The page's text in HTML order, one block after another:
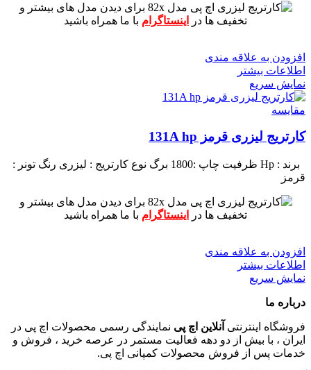
برای دیدن مدل های بیشتر و
تخفیف ها در
اینستاگرام با ما همراه باشید
افزودن به علاقه مندی
اطلاعات بیشتر
نمایش سریع
مقايسه
کارتریج لیزری قرمز 131A hp
برند : Hp ظرفیت چاپ :1800 برگ نوع کارتریج : لیزری رنگ تونر :
قرمز
برای دیدن مدل های بیشتر و
تخفیف ها در
اینستاگرام با ما همراه باشید
افزودن به علاقه مندی
اطلاعات بیشتر
نمایش سریع
درباره ما
فروشگاه اینترنتی آنلاین اچ پی نمایندگی رسمی محصولات اچ پی در
ایران ، با بیش از دو دهه فعالیت مستمر در عرصه خرید ، فروش و
خدمات پس از فروش محصولات کمپانی اچ پی.